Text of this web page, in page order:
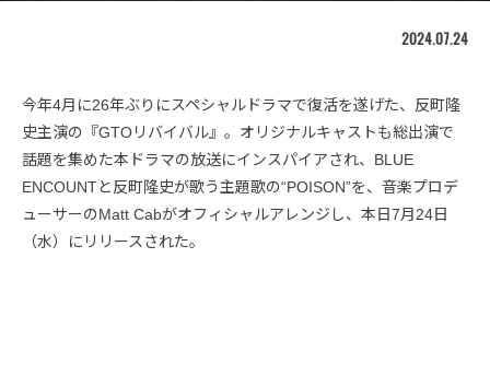
2024.07.24
今年4月に26年ぶりにスペシャルドラマで復活を遂げた、反町隆
史主演の『GTOリバイバル』。オリジナルキャストも総出演で
話題を集めた本ドラマの放送にインスパイアされ、BLUE
ENCOUNTと反町隆史が歌う主題歌の“POISON”を、音楽プロデ
ューサーのMatt Cabがオフィシャルアレンジし、本日7月24日
（水）にリリースされた。